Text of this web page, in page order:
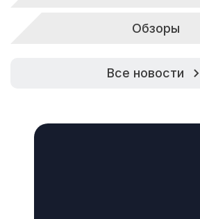
Обзоры
Все новости